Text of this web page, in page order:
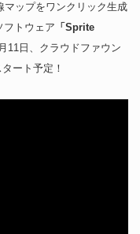
マップをワンクリック生成
フトウェア 「Sprite
11日、クラウドファウン
ート予定！